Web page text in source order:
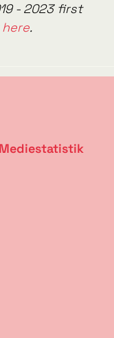
- 2023 first
here.